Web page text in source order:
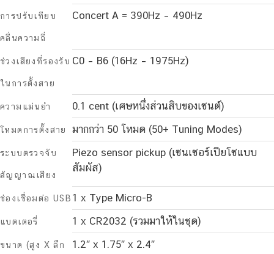
การปรับเทียบ
คลื่นความถี่
Concert A = 390Hz – 490Hz
ช่วงเสียงที่รองรับ
ในการตั้งสาย
C0 – B6 (16Hz – 1975Hz)
ความแม่นยำ 0.1 cent (เศษหนึ่งส่วนสิบของเซนต์)
โหมดการตั้งสาย มากกว่า 50 โหมด (50+ Tuning Modes)
ระบบตรวจจับ
สัญญาณเสียง
Piezo sensor pickup (เซนเซอร์เปียโซแบบ
สัมผัส)
ช่องเชื่อมต่อ USB 1 x Type Micro-B
แบตเตอรี่ 1 x CR2032 (รวมมาให้ในชุด)
ขนาด (สูง X ลึก 1.2″ x 1.75″ x 2.4″